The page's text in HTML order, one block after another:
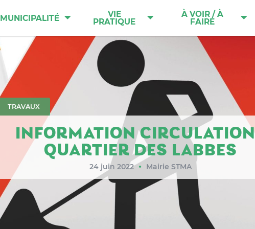
MUNICIPALITÉ VIE
PRATIQUE
À VOIR / À
FAIRE
TRAVAUX
INFORMATION
QUARTIER DES LABBES
24 juin 2022 ● Mairie STMA